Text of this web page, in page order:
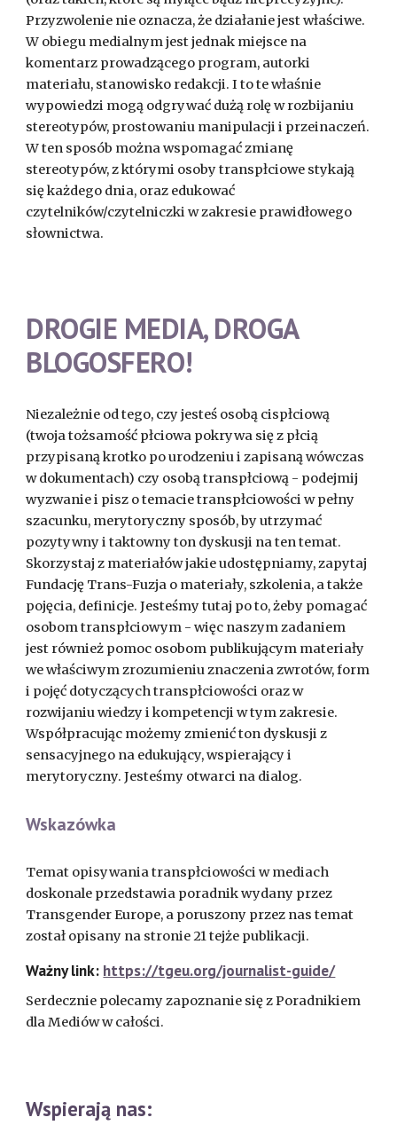
Przyzwolenie nie oznacza, że działanie jest właściwe.
W obiegu medialnym jest jednak miejsce na
komentarz prowadzącego program, autorki
materiału, stanowisko redakcji. I to te właśnie
wypowiedzi mogą odgrywać dużą rolę w rozbijaniu
stereotypów, prostowaniu manipulacji i przeinaczeń.
W ten sposób można wspomagać zmianę
stereotypów, z którymi osoby transpłciowe stykają
się każdego dnia, oraz edukować
czytelników/czytelniczki w zakresie prawidłowego
słownictwa.
DROGIE MEDIA, DROGA
BLOGOSFERO!
Niezależnie od tego, czy jesteś osobą cispłciową
(twoja tożsamość płciowa pokrywa się z płcią
przypisaną krotko po urodzeniu i zapisaną wówczas
w dokumentach) czy osobą transpłciową - podejmij
wyzwanie i pisz o temacie transpłciowości w pełny
szacunku, merytoryczny sposób, by utrzymać
pozytywny i taktowny ton dyskusji na ten temat.
Skorzystaj z materiałów jakie udostępniamy, zapytaj
Fundację Trans-Fuzja o materiały, szkolenia, a także
pojęcia, definicje. Jesteśmy tutaj po to, żeby pomagać
osobom transpłciowym - więc naszym zadaniem
jest również pomoc osobom publikującym materiały
we właściwym zrozumieniu znaczenia zwrotów, form
i pojęć dotyczących transpłciowości oraz w
rozwijaniu wiedzy i kompetencji w tym zakresie.
Współpracując możemy zmienić ton dyskusji z
sensacyjnego na edukujący, wspierający i
merytoryczny. Jesteśmy otwarci na dialog.
Wskazówka
Temat opisywania transpłciowości w mediach
doskonale przedstawia poradnik wydany przez
Transgender Europe, a poruszony przez nas temat
został opisany na stronie 21 tejże publikacji.
Ważny link: https://tgeu.org/journalist-guide/
Serdecznie polecamy zapoznanie się z Poradnikiem
dla Mediów w całości.
Wspierają nas: